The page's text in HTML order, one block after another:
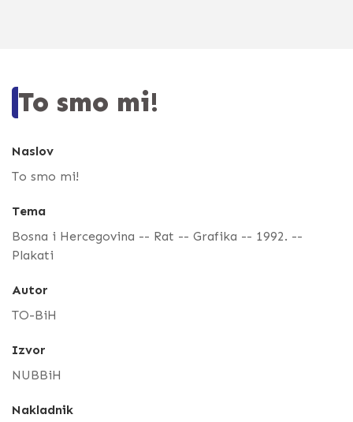
To smo mi!
Naslov
To smo mi!
Tema
Bosna i Hercegovina -- Rat -- Grafika -- 1992. --
Plakati
Autor
TO-BiH
Izvor
NUBBiH
Nakladnik